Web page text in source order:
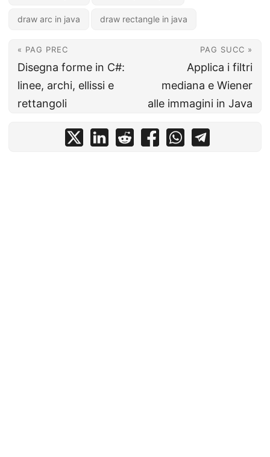
draw arc in java draw rectangle in java
« PAG PREC
Disegna forme in C#:
linee, archi, ellissi e
rettangoli
PAG SUCC »
Applica i filtri
mediana e Wiener
alle immagini in Java